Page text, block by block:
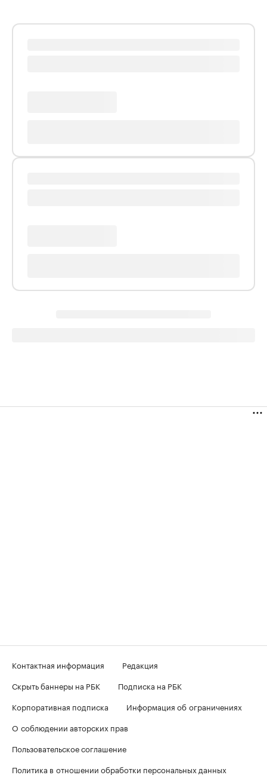
Контактная информация
Редакция
Скрыть баннеры на РБК
Подписка на РБК
Корпоративная подписка
Информация об ограничениях
О соблюдении авторских прав
Пользовательское соглашение
Политика в отношении обработки персональных данных